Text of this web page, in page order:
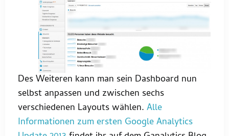
Des Weiteren kann man sein Dashboard nun
selbst anpassen und zwischen sechs
verschiedenen Layouts wählen. Alle
Informationen zum ersten Google Analytics